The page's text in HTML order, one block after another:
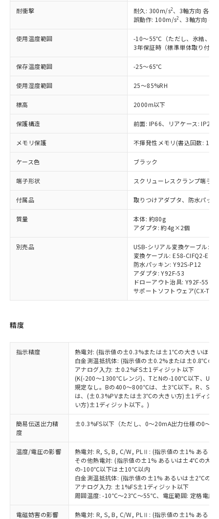
耐衝撃 耐久: 300m/s2、3軸方向 各3回
誤動作: 100m/s2 、3軸方向 各
使用温度範囲
-10～55℃（ただし、氷結、結
3年保証時（標準単体取り付
保存温度範囲 -25～65℃
使用湿度範囲 25～85%RH
標高 2000m以下
保護構造 前面: IP66、リアケース: IP20
メモリ保護 不揮発性メモリ(書込回数: 100
ケース色 ブラック
端子形状 スクリューレスクランプ端子台
付属品 取りつけアダプタ、防水パッ
質量
本体: 約80g
アダプタ: 約4g×2個
別売品
USB-シリアル変換ケーブル:
変換ケーブル: E58-CIFQ2-E
防水パッキン: Y92S-P12
アダプタ: Y92F-53
ドローアウト治具: Y92F-55
サポートソフトウェア(CX-
精度
指示精度
熱電対: (指示値の±0.3%または±1℃の大きいほう
白金測温抵抗体: (指示値の±0.2%または±0.8℃の
アナログ入力: ±0.2%FS±1ディジット以下
(K(-200～1300℃レンジ)、TとNの-100℃以下、U
規定なし。Bの400～800℃は、±3℃以下。R、S
は、(±0.3%PVまたは±3℃の大きい方)±1ディジ
い方)±1ディジット以下。)
簡易伝送出力精
度
±0.3%FS以下（ただし、0～20mA出力仕様の0～
温度/電圧の影響
熱電対: R, S, B, C/W, PLⅡ: (指示値の±1% ある
その他熱電対: (指示値の±1% あるいは±4℃の大き
の-100℃以下は±10℃以内
白金測温抵抗体: (指示値の±1% あるいは±2℃の大
アナログ入力: ±1%FS±1ディジット以下
周囲温度: -10℃～23℃～55℃、電圧範囲: 定格電圧
電磁妨害の影響
熱電対: R, S, B, C/W, PLⅡ: (指示値の±1% ある
(税抜)を提供させていただくもので
当社制御機器事業取扱商品の中には、
本サービスの対象外となる商品もある
ことをご了承ください。
記載している更新日時点での社内デー
タに基づき作成されるものであり、閲
準価格とは異なる場合があることをご
正式な納期状況および標準価格はお客
様のお取引先、またはお客様担当のオ
ムロン制御機器販売店・当社販売員に
オムロン制御機器販売店や当社販売拠
販売ネットワーク
」をご確認
事前の承諾なく第三者に漏洩または開
示しないようお願いします。
マイパーツ機能（部品リスト作成サー
ビス）をご利用いただくには、I-Web
メンバーズにご登録されている必要が
お客様が当ウェブサイト上で当社にご
登録された部品リストについて、当社
および当社の共同利用者が、当社の製
用者の範囲」に記載されている法人を
指します。
非該当品：ライセンス料など無形物で、有
害物質有無と関係のない商品です。
仕入先様の事情により、非含有部品として
いたものが、含有品と判明した場合などや
むを得ず変更することがあります。
鉛(Pb) 1000ppm以下、 水銀(Hg) 1000ppm以下、 カド
類(PBB) 1000ppm以下、ポリ臭化ジフェニルエーテル類
(PBDE) 1000ppm以下、フタル酸ビス(2-エチルヘキシ
ル) (DEHP)(別名：DOP) 1000ppm以下、フタル酸ブチ
ルベンジル（BBP） 1000ppm以下、フタル酸ジブチル
（DBP） 1000ppm以下、フタル酸ジイソブチル
(DIBP) 1000ppm以下
但し、RoHS指令で産業用監視および制御機器に対する
フタル酸エステル類の４物質については閾値を超える意
図的な使用がないことを確認しています。
部品在庫の切り替え状況などにより、予定
月が前後することがあります。
※3 非含有証明書ダウンロード
下記の非含有証明書をダウンロードするこ
とができます。
※本証明書は発行日時点で非含有を証明す
るもので、過去に遡って非含有を証明する
ものではありません。
また、RoHS指令のフタル酸エステル類４
物質の対応では、対応完了までの期間は出
荷製品に未対応品が混在することから備考
欄に対応日を記載しておりました。
既に当社にて対応品への在庫切替を完了
していることから、特段のことがない限
す。
「○」：最大均質材料含有率が中国RoHSの
基準値以下であることを示します。
「×」：最大均質材料含有率が中国RoHSの
基準値を超えていることを示します。
「－」：未確認です。当社販売部門へお問
い合わせください。
*中国RoHS10物質の基準値 (GB/T26572)：
Pb(鉛) :1000ppm、 Hg(水銀) : 1000ppm、 Cd(カドミウ
Cr(Ⅵ)(六価クロム) : 1000ppm、 PBBs(ポリ臭化ビフェ
ニル類) : 1000ppm、 PBDEs(ポリ臭化ジフェニルエーテ
ル類) : 1000ppm、
ル) : 1000ppm、
DEHP(フタル酸ビス(2-エチルヘキシル)) : 1000ppm
※2 環境保護使用期限
「ｅ」：有害物質（10物質）のすべてが基
準値以下であることを示します。
「10」：通常の使用状況下において有害物
質が外部に漏えいし、環境に深刻な影響を
「－」：未確認です。当社販売部門へお問
当社は、これら貴社製品のうち、外国
為替および外国貿易法に定める商品
（以下｢規制貨物等」という）を輸出
または国外への提供する場合は、日本
国政府の輸出許可(または役務取引許
当社は規制貨物を破棄する場合は、完
いよう必要な手段を講じます。
当社は貴社製品を、核兵器、ミサイ
ル、化学兵器、生物兵器またはその他
武器並びにこれらの製造装置等に一切
当社は、貴社製品を第三者に販売する
場合は、上記1、2および3の内容を当
該第三者に通知します。また当社は、
販売先および販売に係わる関係者が違
法に輸出するおそれがある場合は、取
り引きをいたしません。
記
一定数以上の在庫あり
一定数には満たないが在庫あり
在庫なし(最新の在庫状況につ
いては、お客様のお取引先、ま
たはお客様担当のオムロン制御
機器販売店・当社販売員にご確
受注生産機種、また在庫状況の
情報を公開していない機種